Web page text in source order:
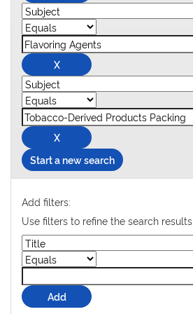
Start a new search
Add filters:
Use filters to refine the search results.